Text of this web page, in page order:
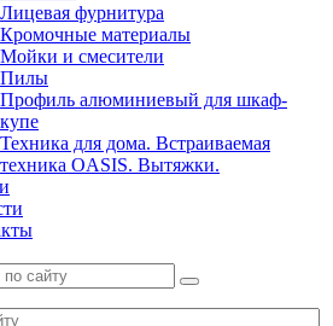
Лицевая фурнитура
Кромочные материалы
Мойки и смесители
Пилы
Профиль алюминиевый для шкаф-
купе
Техника для дома. Встраиваемая
техника OASIS. Вытяжки.